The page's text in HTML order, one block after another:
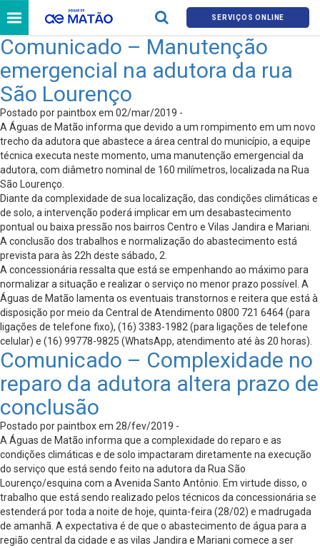
SERVIÇOS ONLINE
Comunicado – Manutenção
emergencial na adutora da rua
São Lourenço
Postado por paintbox em 02/mar/2019 -
A Águas de Matão informa que devido a um rompimento em um novo
trecho da adutora que abastece a área central do município, a equipe
técnica executa neste momento, uma manutenção emergencial da
adutora, com diâmetro nominal de 160 milímetros, localizada na Rua
São Lourenço.
Diante da complexidade de sua localização, das condições climáticas e
de solo, a intervenção poderá implicar em um desabastecimento
pontual ou baixa pressão nos bairros Centro e Vilas Jandira e Mariani.
A conclusão dos trabalhos e normalização do abastecimento está
prevista para às 22h deste sábado, 2.
A concessionária ressalta que está se empenhando ao máximo para
normalizar a situação e realizar o serviço no menor prazo possível. A
Águas de Matão lamenta os eventuais transtornos e reitera que está à
disposição por meio da Central de Atendimento 0800 721 6464 (para
ligações de telefone fixo), (16) 3383-1982 (para ligações de telefone
celular) e (16) 99778-9825 (WhatsApp, atendimento até às 20 horas).
Comunicado – Complexidade no
reparo da adutora altera prazo de
conclusão
Postado por paintbox em 28/fev/2019 -
A Águas de Matão informa que a complexidade do reparo e as
condições climáticas e de solo impactaram diretamente na execução
do serviço que está sendo feito na adutora da Rua São
Lourenço/esquina com a Avenida Santo Antônio. Em virtude disso, o
trabalho que está sendo realizado pelos técnicos da concessionária se
estenderá por toda a noite de hoje, quinta-feira (28/02) e madrugada
de amanhã. A expectativa é de que o abastecimento de água para a
região central da cidade e as vilas Jandira e Mariani comece a ser